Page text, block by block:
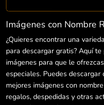
Imágenes con Nombre
¿Quieres encontrar una
para descargar gratis? Aquí
imágenes para que le
especiales. Puedes
mejores imágenes con
regalos, despedidas y otras